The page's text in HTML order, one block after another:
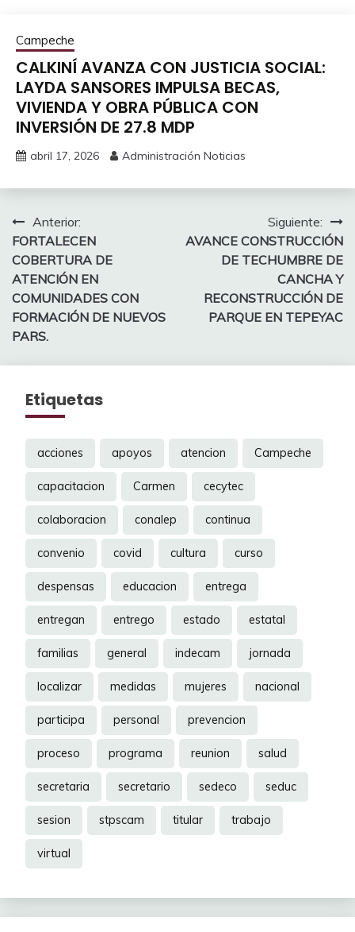
Campeche
CALKINÍ AVANZA CON JUSTICIA SOCIAL:
LAYDA SANSORES IMPULSA BECAS,
VIVIENDA Y OBRA PÚBLICA CON
INVERSIÓN DE 27.8 MDP
abril 17, 2026 Administración Noticias
Navegación
de
entradas
Anterior:
FORTALECEN
COBERTURA DE
ATENCIÓN EN
COMUNIDADES CON
FORMACIÓN DE NUEVOS
PARS.
Siguiente:
AVANCE CONSTRUCCIÓN
DE TECHUMBRE DE
CANCHA Y
RECONSTRUCCIÓN DE
PARQUE EN TEPEYAC
Etiquetas
acciones apoyos atencion Campeche
capacitacion Carmen cecytec
colaboracion conalep continua
convenio covid cultura curso
despensas educacion entrega
entregan entrego estado estatal
familias general indecam jornada
localizar medidas mujeres nacional
participa personal prevencion
proceso programa reunion salud
secretaria secretario sedeco seduc
sesion stpscam titular trabajo
virtual